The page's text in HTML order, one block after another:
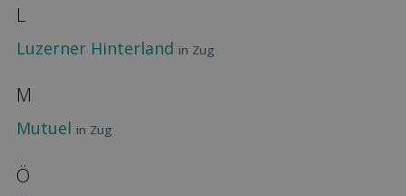
L
Luzerner Hinterland in Zug
M
Mutuel in Zug
Ö